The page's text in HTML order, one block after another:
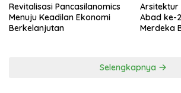
Revitalisasi Pancasilanomics
Menuju Keadilan Ekonomi
Berkelanjutan
Arsitektur
Abad ke-
Merdeka
Selengkapnya